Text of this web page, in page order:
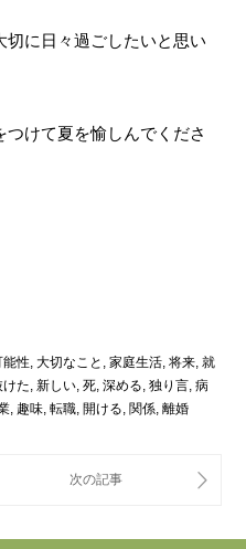
切に日々過ごしたいと思い
けて夏を愉しんでくださ
能性, 大切なこと , 家庭生活, 将来, 就
けた, 新しい, 死, 深める, 独り言, 病
, 趣味, 転職, 開ける, 関係, 離婚